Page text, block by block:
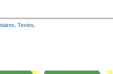
Textes